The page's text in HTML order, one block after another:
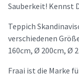
Sauberkeit! Kennst
Teppich
verschiedenen
160cm, Ø 200cm, Ø
Fraai ist die Marke